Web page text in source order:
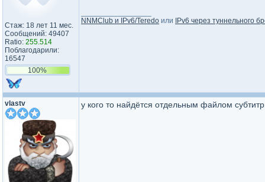
Стаж: 18 лет 11 мес.
Сообщений: 49407
Ratio: 255.514
Поблагодарили:
16547
100%
NNMClub и IPv6/Teredo или IPv6 через туннельного
vlastv у кого то найдётся отдельным файлом